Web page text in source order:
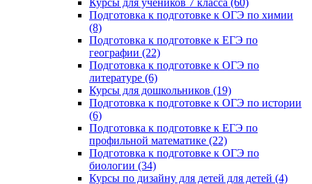
Курсы для учеников 7 класса (60)
Подготовка к подготовке к ОГЭ по химии
(8)
Подготовка к подготовке к ЕГЭ по
географии (22)
Подготовка к подготовке к ОГЭ по
литературе (6)
Курсы для дошкольников (19)
Подготовка к подготовке к ОГЭ по истории
(6)
Подготовка к подготовке к ЕГЭ по
профильной математике (22)
Подготовка к подготовке к ОГЭ по
биологии (34)
Курсы по дизайну для детей для детей (4)